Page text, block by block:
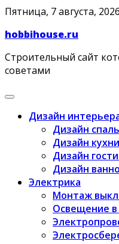
Skip
content
Пятница, 7 августа, 2026
hobbihouse.ru
Строительный сайт
советами
Дизайн
Дизайн
Дизайн кухни
Дизайн
Дизайн
Электрика
Монтаж
Освещение в